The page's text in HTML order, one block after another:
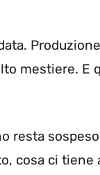
mestiere. E
resta
cosa ci